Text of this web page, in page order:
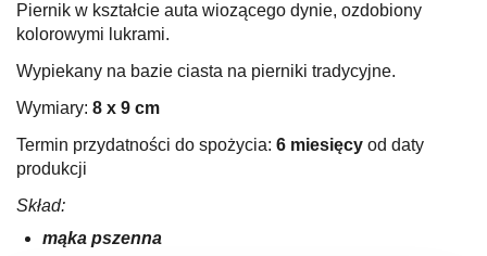
Piernik w kształcie auta wiozącego dynie, ozdobiony
kolorowymi lukrami.
Wypiekany na bazie ciasta na pierniki tradycyjne.
Wymiary: 8 x 9 cm
Termin przydatności do spożycia: 6 miesięcy od daty
produkcji
Skład:
mąka pszenna